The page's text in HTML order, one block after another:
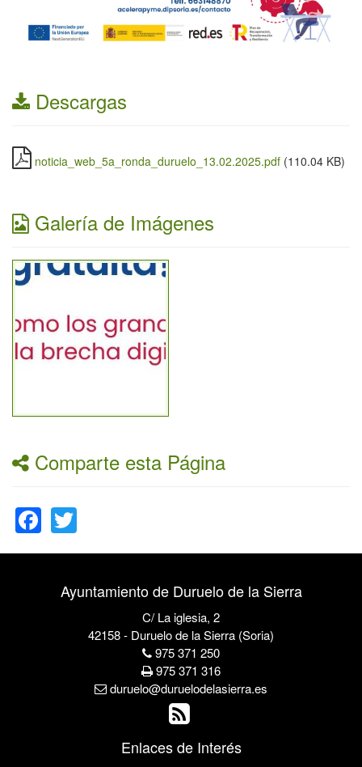
Descargas
noticia_web_5a_ronda_duruelo_13.02.2025.pdf (110.04 KB)
Galería de Imágenes
Comparte esta Página
Facebook
Ayuntamiento de Duruelo de la Sierra
C/ La iglesia, 2
42158 - Duruelo de la Sierra (Soria)
975 371 250
975 371 316
duruelo@duruelodelasierra.es
Enlaces de Interés